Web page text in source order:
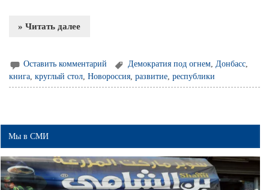
» Читать далее
Оставить комментарий Демократия под огнем Донбасс
книга ,круглый стол ,Новороссия ,развитие ,республики
Мы в СМИ